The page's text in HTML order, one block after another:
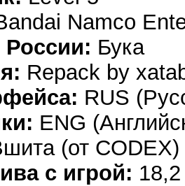
Namco
России: Бука
Repack by
RUS
ENG
(от CODEX)
с игрой: